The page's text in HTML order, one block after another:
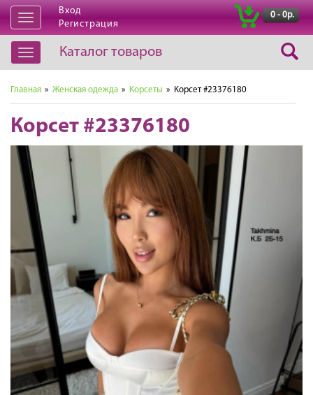
Открыть
навигацию
Вход
Регистрация
0 - 0р.
Открыть
навигацию
Каталог товаров
Главная » Женская одежда » Корсеты » Корсет #23376180
Корсет #23376180